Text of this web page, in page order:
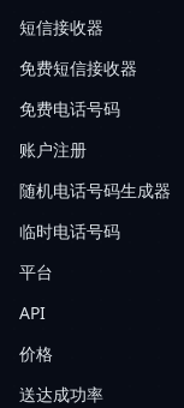
短信接收器
免费短信接收器
免费电话号码
账户注册
随机电话号码生成器
临时电话号码
平台
API
价格
送达成功率